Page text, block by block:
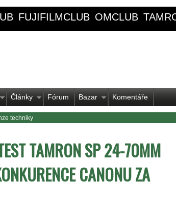
FUJIFILMCLUB OMCLUB
Články Fórum Bazar Komentáře
techniky
TAMRON SP 24-70MM
CANONU ZA